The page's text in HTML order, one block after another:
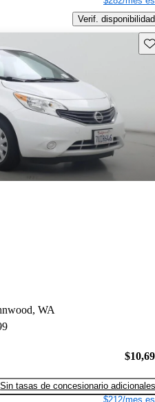
Verif. disponibilidad
WA
Sin tasas de concesionario adicionales
$212/mes